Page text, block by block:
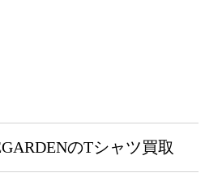
のTシャツ買取